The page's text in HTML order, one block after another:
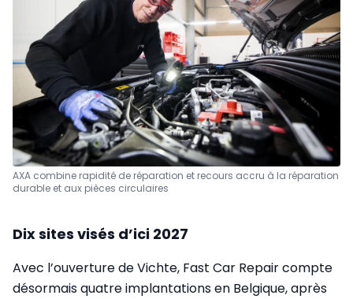
AXA combine rapidité de réparation et recours accru à la réparation
durable et aux pièces circulaires
Dix sites visés d’ici 2027
Avec l’ouverture de Vichte, Fast Car Repair compte
désormais quatre implantations en Belgique, après